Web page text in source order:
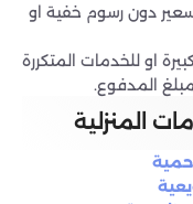
دون رسوم خفية او
او للخدمات المتكررة
المدفوع.
المنزلية